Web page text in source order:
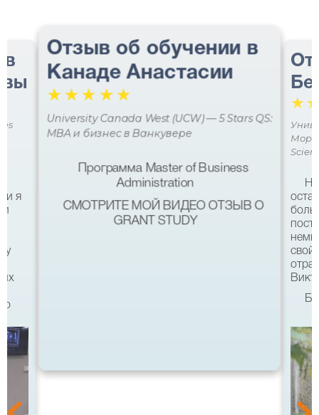
в
я
и
в
Отзыв об обучении в
Канаде Анастасии
☆☆☆ ☆☆
University Canada West (UCW) — 5 Stars QS:
MBA и бизнес в Ванкувере
Программа Master of Business
Administration
СМОТРИТЕ МОЙ ВИДЕО ОТЗЫВ О
GRANT STUDY
☆
Мора
свой
Все
Мура